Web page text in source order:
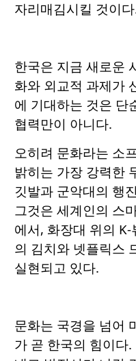
자리매김시킬 것이
한국은 지금 새로운
화와 외교적 과제가
에 기대하는 것은 단
협력만이 아니다.
오히려 문화라는 소
밝히는 가장 강력한
깃발과 군악대의 행
그것은 세계인의 스
에서, 화장대 위의
의 김치와 넷플릭스
실현되고 있다.
문화는 국경을 넘어
가 곧 한국의 힘이다